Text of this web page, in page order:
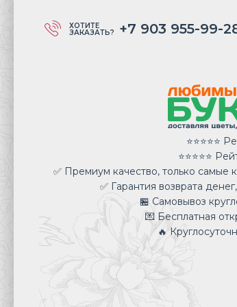
ХОТИТЕ
ЗАКАЗАТЬ? +7 903 955-99-
⭐⭐⭐⭐⭐
⭐⭐⭐⭐⭐
✅ Премиум качество, только самые
✅ Гарантия возврата
🏪 Самовывоз
💌 Бесплатная
🔥